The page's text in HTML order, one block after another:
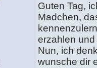
Guten Tag,
Madchen,
erzahlen
Nun, ich
wunsche dir